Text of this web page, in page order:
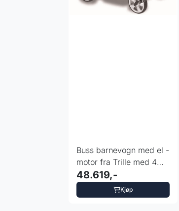
Buss barnevogn med el -
motor fra Trille med 4
sitteplasser
48.619,-
Kjøp